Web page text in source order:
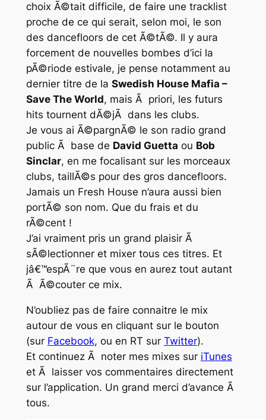
choix Ã©tait difficile, de faire une tracklist
proche de ce qui serait, selon moi, le son
des dancefloors de cet Ã©tÃ©. Il y aura
forcement de nouvelles bombes d’ici la
pÃ©riode estivale, je pense notamment au
dernier titre de la Swedish House Mafia –
Save The World, mais Ã priori, les futurs
hits tournent dÃ©jÃ dans les clubs.
Je vous ai Ã©pargnÃ© le son radio grand
publicÃ base de David Guetta ou Bob
Sinclar, en me focalisant sur les morceaux
clubs, taillÃ©s pour des gros dancefloors.
Jamais un Fresh House n’aura aussi bien
portÃ© son nom. Que du frais et du
rÃ©cent !
J’ai vraiment pris un grand plaisir Ã
sÃ©lectionner et mixer tous ces titres. Et
jâ€™espÃ¨re que vous en aurez tout autant
Ã Ã©couter ce mix.
N’oubliez pas de faire connaitre le mix
autour de vous en cliquant sur le bouton
(sur Facebook, ou en RT sur Twitter).
Et continuez Ã noter mes mixes sur iTunes
et Ã laisser vos commentaires directement
sur l’application. Un grand merci d’avance Ã
tous.